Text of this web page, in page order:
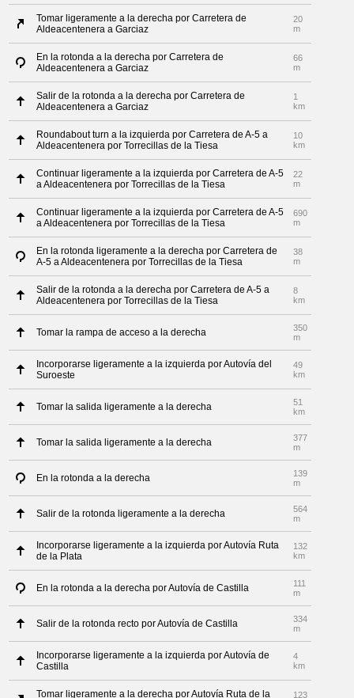
Tomar ligeramente a la derecha por Carretera de
Aldeacentenera a Garciaz
20
m
En la rotonda a la derecha por Carretera de
Aldeacentenera a Garciaz
66
m
Salir de la rotonda a la derecha por Carretera de
Aldeacentenera a Garciaz
1
km
Roundabout turn a la izquierda por Carretera de A-5 a
Aldeacentenera por Torrecillas de la Tiesa
10
km
Continuar ligeramente a la izquierda por Carretera de A-5
a Aldeacentenera por Torrecillas de la Tiesa
22
m
Continuar ligeramente a la izquierda por Carretera de A-5
a Aldeacentenera por Torrecillas de la Tiesa
690
m
En la rotonda ligeramente a la derecha por Carretera de
A-5 a Aldeacentenera por Torrecillas de la Tiesa
38
m
Salir de la rotonda a la derecha por Carretera de A-5 a
Aldeacentenera por Torrecillas de la Tiesa
8
km
Tomar la rampa de acceso a la derecha
350
m
Incorporarse ligeramente a la izquierda por Autovía del
Suroeste
49
km
Tomar la salida ligeramente a la derecha
51
km
Tomar la salida ligeramente a la derecha
377
m
En la rotonda a la derecha
139
m
Salir de la rotonda ligeramente a la derecha
564
m
Incorporarse ligeramente a la izquierda por Autovía Ruta
de la Plata
132
km
En la rotonda a la derecha por Autovía de Castilla
111
m
Salir de la rotonda recto por Autovía de Castilla
334
m
Incorporarse ligeramente a la izquierda por Autovía de
Castilla
4
km
Tomar ligeramente a la derecha por Autovía Ruta de la 123